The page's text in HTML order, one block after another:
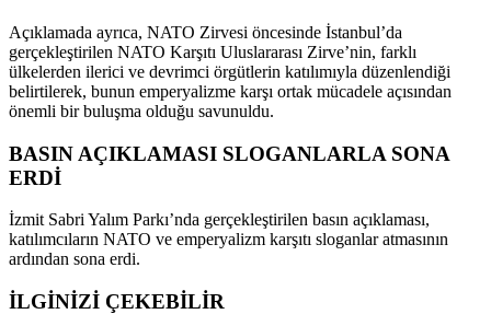
Açıklamada ayrıca, NATO Zirvesi öncesinde İstanbul’da
gerçekleştirilen NATO Karşıtı Uluslararası Zirve’nin, farklı
ülkelerden ilerici ve devrimci örgütlerin katılımıyla düzenlendiği
belirtilerek, bunun emperyalizme karşı ortak mücadele açısından
önemli bir buluşma olduğu savunuldu.
BASIN AÇIKLAMASI SLOGANLARLA SONA
ERDİ
İzmit Sabri Yalım Parkı’nda gerçekleştirilen basın açıklaması,
katılımcıların NATO ve emperyalizm karşıtı sloganlar atmasının
ardından sona erdi.
İLGİNİZİ ÇEKEBİLİR